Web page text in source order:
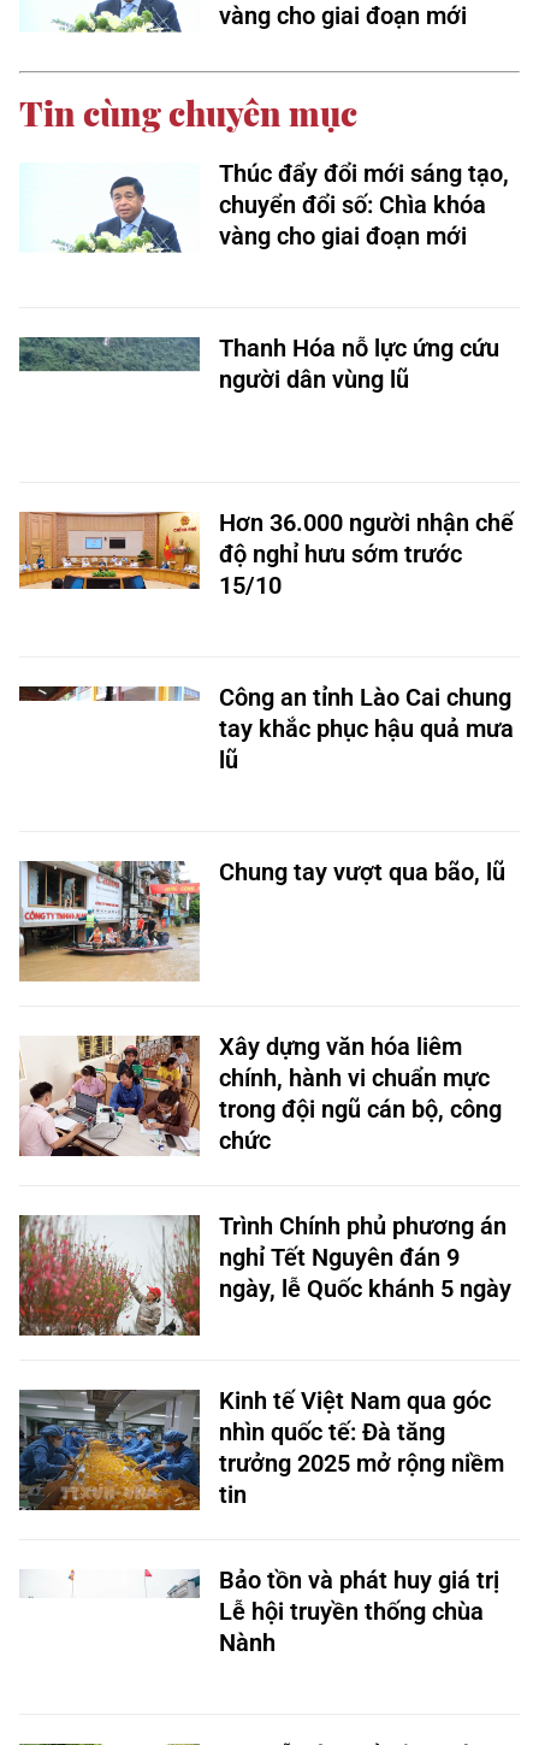
vàng cho giai đoạn mới
Tin cùng chuyên mục
Thúc đẩy đổi mới sáng tạo,
chuyển đổi số: Chìa khóa
vàng cho giai đoạn mới
Thanh Hóa nỗ lực ứng cứu
người dân vùng lũ
Hơn 36.000 người nhận chế
độ nghỉ hưu sớm trước
15/10
Công an tỉnh Lào Cai chung
tay khắc phục hậu quả mưa
lũ
Chung tay vượt qua bão, lũ
Xây dựng văn hóa liêm
chính, hành vi chuẩn mực
trong đội ngũ cán bộ, công
chức
Trình Chính phủ phương án
nghỉ Tết Nguyên đán 9
ngày, lễ Quốc khánh 5 ngày
Kinh tế Việt Nam qua góc
nhìn quốc tế: Đà tăng
trưởng 2025 mở rộng niềm
tin
Bảo tồn và phát huy giá trị
Lễ hội truyền thống chùa
Nành